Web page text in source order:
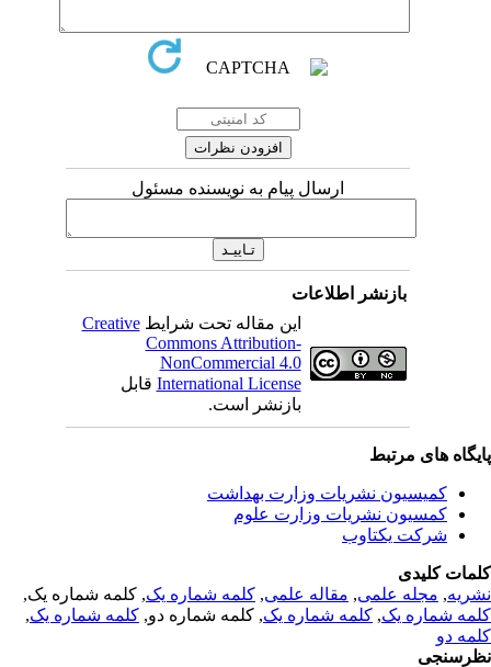
ارسال پیام به نویسنده مسئول
بازنشر اطلاعات
این مقاله تحت شرایطCreative
Commons Attribution-
NonCommercial 4.0
International Licenseقابل
بازنشر است.
های مرتبط
کمیسیون نشریات وزارت بهداشت
کمسیون نشریات وزارت علوم
شرکت یکتاوب
کلیدی
,مجله علمی, مقاله علمی, کلمه شماره یک, کلمه شماره یک,
شماره یک,کلمه شماره یک, کلمه شماره دو,کلمه شماره یک,
دو